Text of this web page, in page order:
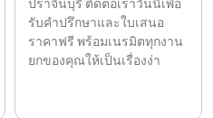
ปราจีนบุรี ติดต่อเราวันนี้เพื่อ
รับคำปรึกษาและใบเสนอ
ราคาฟรี พร้อมเนรมิตทุกงาน
ยกของคุณให้เป็นเรื่องง่า